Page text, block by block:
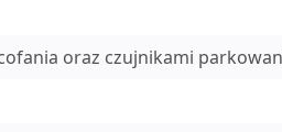
oraz czujnikami